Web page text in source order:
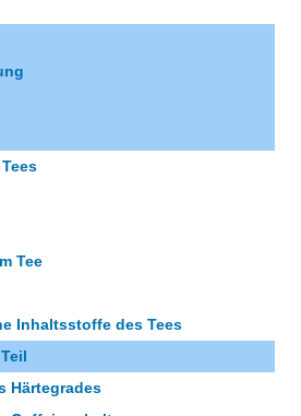
Garten Hohenheim
Tee
Inhaltsstoffe des Tees
Härtegrades